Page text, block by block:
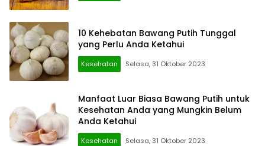
10 Kehebatan Bawang Putih Tunggal
yang Perlu Anda Ketahui
Kesehatan Selasa, 31 Oktober 2023
Manfaat Luar Biasa Bawang Putih untuk
Kesehatan Anda yang Mungkin Belum
Anda Ketahui
Kesehatan Selasa, 31 Oktober 2023